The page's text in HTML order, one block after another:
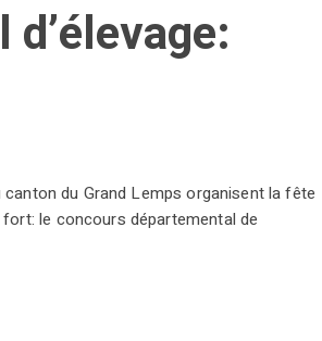
du Grand Lemps organisent la fête
le concours départemental de